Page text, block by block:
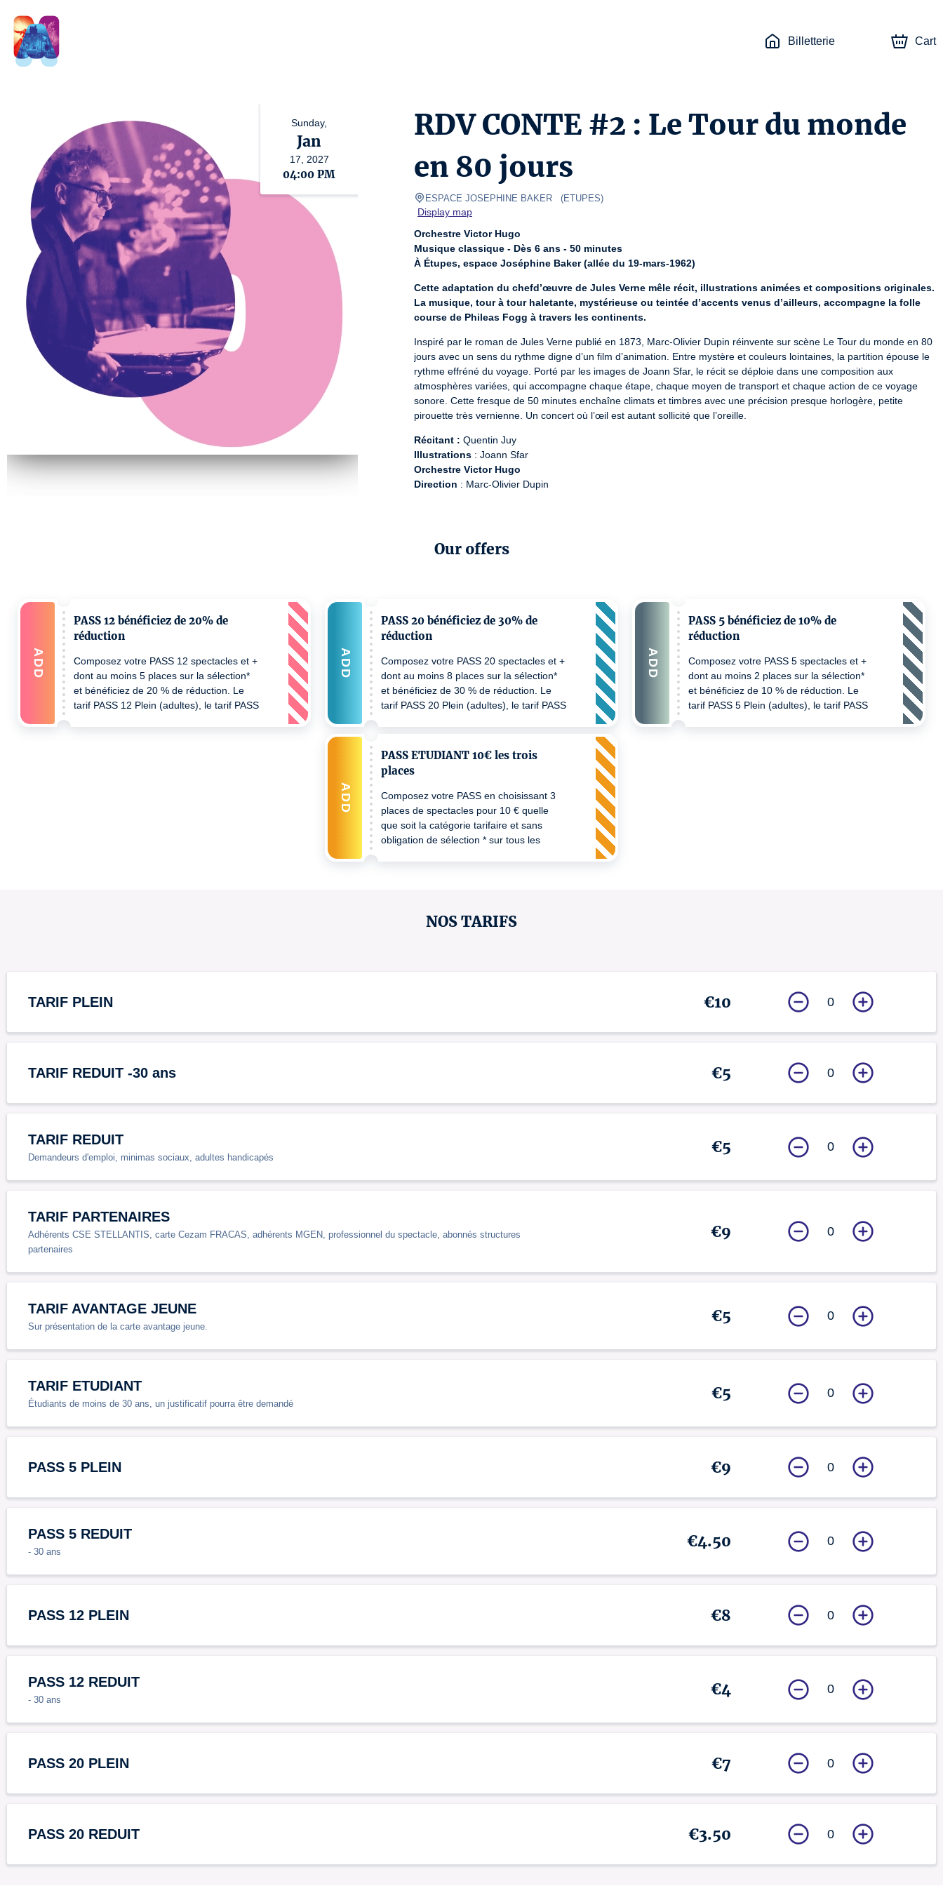
Billetterie Cart
Sunday,
Jan
17, 2027
04:00 PM
RDV CONTE #2 : Le Tour du monde
en 80 jours
ESPACE JOSEPHINE BAKER (ETUPES)
Display map
Orchestre Victor Hugo
Musique classique - Dès 6 ans - 50 minutes
À Étupes, espace Joséphine Baker (allée du 19-mars-1962)
Cette adaptation du chefd’œuvre de Jules Verne mêle récit, illustrations animées et compositions originales.
La musique, tour à tour haletante, mystérieuse ou teintée d’accents venus d’ailleurs, accompagne la folle
course de Phileas Fogg à travers les continents.
Inspiré par le roman de Jules Verne publié en 1873, Marc-Olivier Dupin réinvente sur scène Le Tour du monde en 80
jours avec un sens du rythme digne d’un film d’animation. Entre mystère et ­couleurs lointaines, la partition épouse le
rythme effréné du voyage. Porté par les images de Joann Sfar, le récit se déploie dans une composition aux
atmosphères variées, qui accompagne chaque étape, chaque moyen de transport et chaque action de ce voyage
sonore. Cette fresque de 50 minutes enchaîne climats et timbres avec une précision presque horlogère, petite
pirouette très vernienne. Un concert où l’œil est autant sollicité que l’oreille.
Récitant :
Illustrations
Orchestre Victor Hugo
Direction : Marc-Olivier Dupin
Our offers
PASS 12 bénéficiez de 20% de
réduction
Composez votre PASS 12 spectacles et +
dont au moins 5 places sur la sélection*
et bénéficiez de 20 % de réduction. Le
tarif PASS 12 Plein (adultes), le tarif PASS
ADD
PASS 20 bénéficiez de 30% de
réduction
Composez votre PASS 20 spectacles et +
dont au moins 8 places sur la sélection*
et bénéficiez de 30 % de réduction. Le
tarif PASS 20 Plein (adultes), le tarif PASS
de l'allocation solidarité aux personnes
âgées ou adultes handicapés) - un
justificatif pourra être demandé au
contrôle billets. Pour bénéficiez de votre
réduction lors d'un prochain achat
veuillez passer à Sponeck ou nous
joindre au 0805 710 700.
ADD
PASS 5 bénéficiez de 10% de
réduction
Composez votre PASS 5 spectacles et +
dont au moins 2 places sur la sélection*
et bénéficiez de 10 % de réduction. Le
tarif PASS 5 Plein (adultes), le tarif PASS
ADD
PASS ETUDIANT 10€ les trois
places
Composez votre PASS en choisissant 3
places de spectacles pour 10 € quelle
que soit la catégorie tarifaire et sans
obligation de sélection * sur tous les
ADD
NOS TARIFS
TARIF PLEIN €10 0
TARIF REDUIT -30 ans €5 0
TARIF REDUIT
Demandeurs d'emploi, minimas sociaux, adultes handicapés
€5 0
TARIF PARTENAIRES
Adhérents CSE STELLANTIS, carte Cezam FRACAS, adhérents MGEN, professionnel du spectacle, abonnés structures
partenaires
€9 0
TARIF AVANTAGE JEUNE
Sur présentation de la carte avantage jeune.
€5 0
TARIF ETUDIANT
Étudiants de moins de 30 ans, un justificatif pourra être demandé
€5 0
PASS 5 PLEIN €9 0
PASS 5 REDUIT
- 30 ans
€4.50 0
PASS 12 PLEIN €8 0
PASS 12 REDUIT
- 30 ans
€4 0
PASS 20 PLEIN €7 0
PASS 20 REDUIT €3.50 0